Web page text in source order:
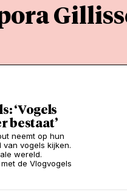
‘Vogels
bestaat’
neemt op hun
vogels kijken.
wereld.
de Vlogvogels